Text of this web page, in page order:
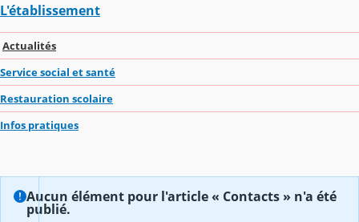
L'établissement
Actualités
Service social et santé
Restauration scolaire
Infos pratiques
Aucun élément pour l'article « Contacts » n'a été
publié.